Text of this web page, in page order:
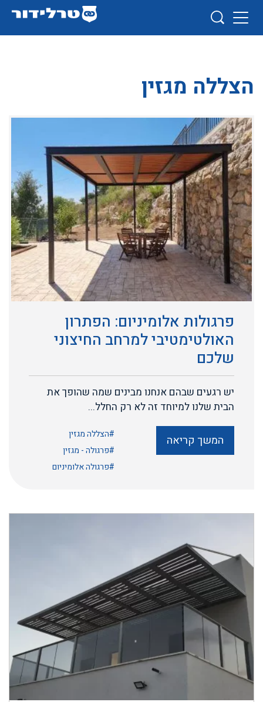
הצללה מגזין
פרגולות אלומיניום: הפתרון
האולטימטיבי למרחב החיצוני
שלכם
יש רגעים שבהם אנחנו מבינים שמה שהופך את
הבית שלנו למיוחד זה לא רק החלל...
המשך קריאה
#הצללה מגזין
#פרגולה - מגזין
#פרגולה אלומיניום